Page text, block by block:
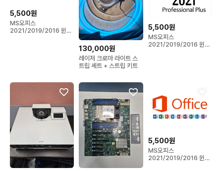
5,500원
MS오피스
2021/2019/2016 윈도
130,000원
레이저 크로마 라이트 스
트립 세트 + 스트립 키트
5,500원
MS오피스
2021/2019/2016 윈도
5,500원
MS오피스
2021/2019/2016 윈도